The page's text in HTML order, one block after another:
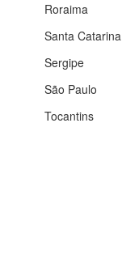
Roraima
Santa Catarina
Sergipe
São Paulo
Tocantins